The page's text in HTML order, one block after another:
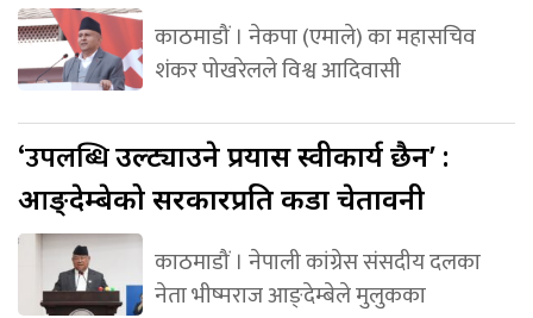
काठमाडौं । नेकपा (एमाले) का महासचिव
शंकर पोखरेलले विश्व आदिवासी
‘उपलब्धिउल्ट्याउने प्रयास स्वीकार्य छैन’ :
आङ्देम्बेको सरकारप्रति कडा चेतावनी
काठमाडौं । नेपाली कांग्रेस संसदीय दलका
नेता भीष्मराज आङ्देम्बेले मुलुकका